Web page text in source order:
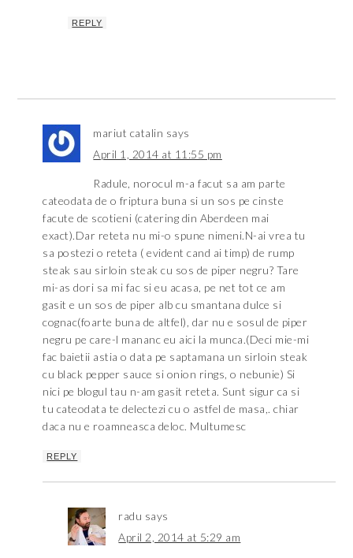
REPLY
mariut catalin says
April 1, 2014 at 11:55 pm
Radule, norocul m-a facut sa am parte
cateodata de o friptura buna si un sos pe cinste
facute de scotieni (catering din Aberdeen mai
exact).Dar reteta nu mi-o spune nimeni.N-ai vrea tu
sa postezi o reteta ( evident cand ai timp) de rump
steak sau sirloin steak cu sos de piper negru? Tare
mi-as dori sa mi fac si eu acasa, pe net tot ce am
gasit e un sos de piper alb cu smantana dulce si
cognac(foarte buna de altfel), dar nu e sosul de piper
negru pe care-l mananc eu aici la munca.(Deci mie-mi
fac baietii astia o data pe saptamana un sirloin steak
cu black pepper sauce si onion rings, o nebunie) Si
nici pe blogul tau n-am gasit reteta. Sunt sigur ca si
tu cateodata te delectezi cu o astfel de masa,. chiar
daca nu e roamneasca deloc. Multumesc
REPLY
radu says
April 2, 2014 at 5:29 am